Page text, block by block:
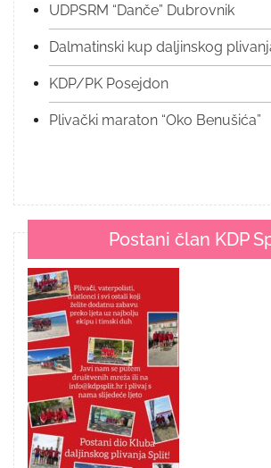
UDPSRM “Danče” Dubrovnik
Dalmatinski kup daljinskog
KDP/PK Posejdon
Plivački maraton “Oko Benušića”
Postani član KDP